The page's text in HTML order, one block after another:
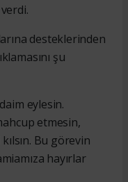
desteklerinden
şu
eylesin.
etmesin,
Bu görevin
hayırlar